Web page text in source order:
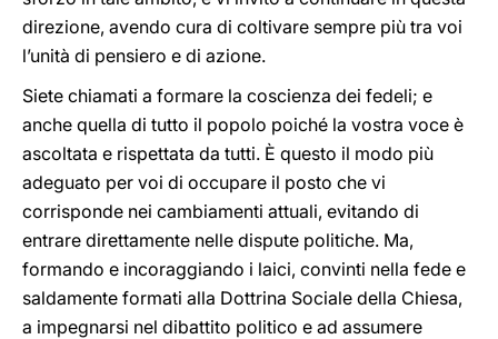
direzione, avendo cura di coltivare sempre più tra voi
l’unità di pensiero e di azione.
Siete chiamati a formare la coscienza dei fedeli; e
anche quella di tutto il popolo poiché la vostra voce è
ascoltata e rispettata da tutti. È questo il modo più
adeguato per voi di occupare il posto che vi
corrisponde nei cambiamenti attuali, evitando di
entrare direttamente nelle dispute politiche. Ma,
formando e incoraggiando i laici, convinti nella fede e
saldamente formati alla Dottrina Sociale della Chiesa,
a impegnarsi nel dibattito politico e ad assumere